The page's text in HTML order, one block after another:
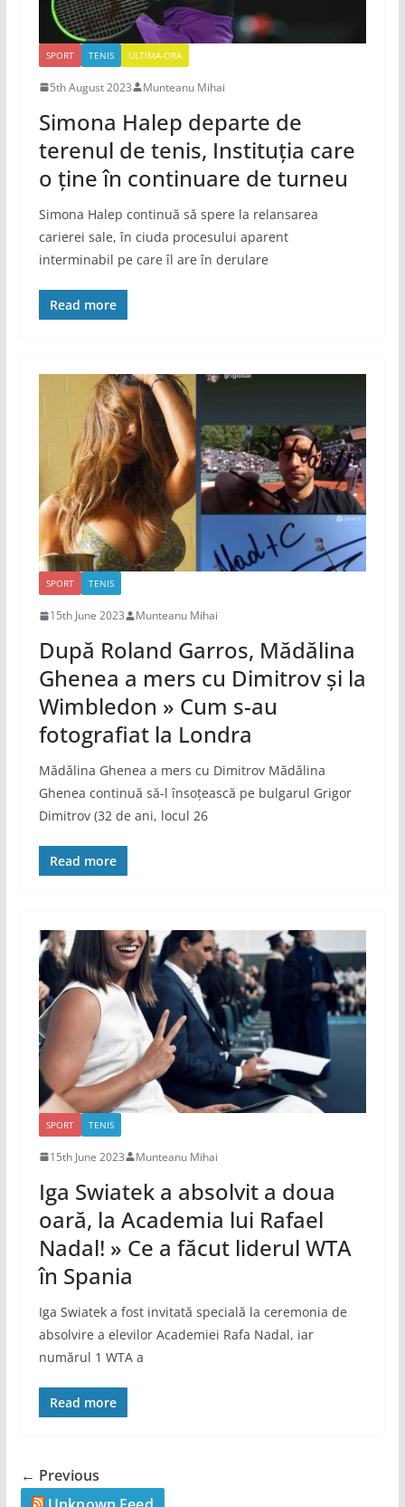
SPORT TENIS ULTIMA-ORA
5th August 2023 Munteanu Mihai
Simona Halep departe de
terenul de tenis, Instituția care
o ține în continuare de turneu
Simona Halep continuă să spere la relansarea
carierei sale, în ciuda procesului aparent
interminabil pe care îl are în derulare
Read more
SPORT TENIS
15th June 2023 Munteanu Mihai
După Roland Garros, Mădălina
Ghenea a mers cu Dimitrov și la
Wimbledon » Cum s-au
fotografiat la Londra
Mădălina Ghenea a mers cu Dimitrov Mădălina
Ghenea continuă să-l însoțească pe bulgarul Grigor
Dimitrov (32 de ani, locul 26
Read more
SPORT TENIS
15th June 2023 Munteanu Mihai
Iga Swiatek a absolvit a doua
oară, la Academia lui Rafael
Nadal! » Ce a făcut liderul WTA
în Spania
Iga Swiatek a fost invitată specială la ceremonia de
absolvire a elevilor Academiei Rafa Nadal, iar
numărul 1 WTA a
Read more
← Previous